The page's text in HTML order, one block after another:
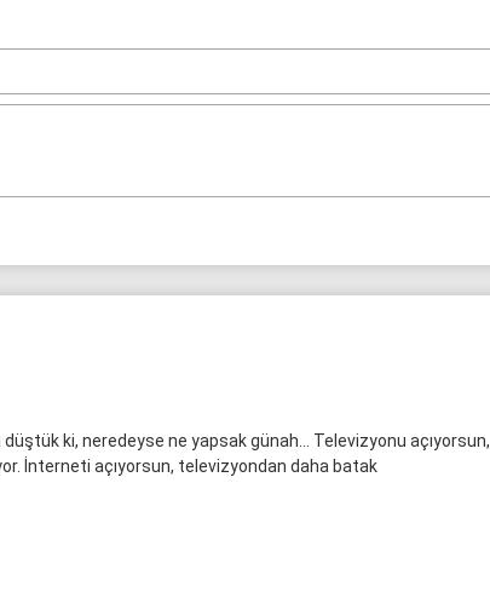
düştük ki, neredeyse ne yapsak günah… Televizyonu açıyorsun,
İnterneti açıyorsun, televizyondan daha batak